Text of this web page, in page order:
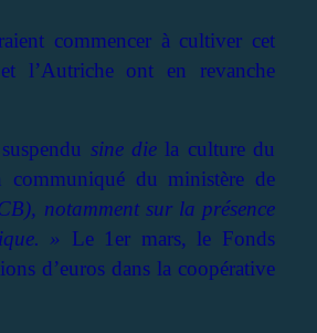
commencer à cultiver cet
l’Autriche ont en revanche
sine die la culture du
du ministère de
notamment sur la présence
» Le 1er mars, le Fonds
d’euros dans la coopérative